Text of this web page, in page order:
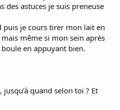
des astuces je suis preneuse
puis je cours tirer mon lait en
même si mon sein après
en appuyant bien.
jusqu’à quand selon toi ? Et